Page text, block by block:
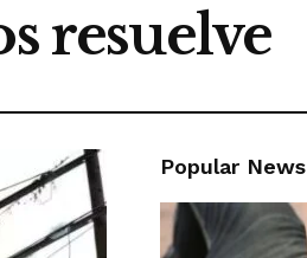
resuelve
Popular News